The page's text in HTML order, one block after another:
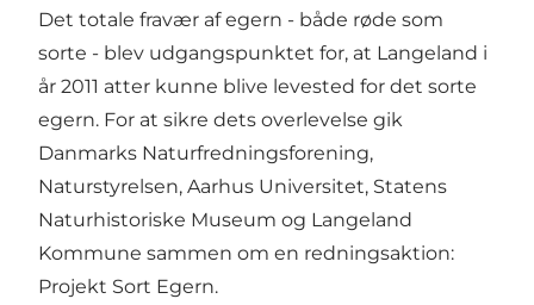
Det totale fravær af egern - både røde som
sorte - blev udgangspunktet for, at Langeland i
år 2011 atter kunne blive levested for det sorte
egern. For at sikre dets overlevelse gik
Danmarks Naturfredningsforening,
Naturstyrelsen, Aarhus Universitet, Statens
Naturhistoriske Museum og Langeland
Kommune sammen om en redningsaktion:
Projekt Sort Egern.